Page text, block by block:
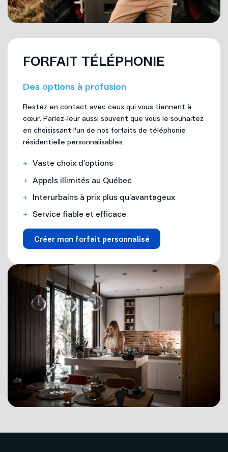
FORFAIT TÉLÉPHONIE
Des options à profusion
Restez en contact avec ceux qui vous tiennent à
cœur. Parlez-leur aussi souvent que vous le souhaitez
en choisissant l'un de nos forfaits de téléphonie
résidentielle personnalisables.
Vaste choix d’options
Appels illimités au Québec
Interurbains à prix plus qu’avantageux
Service fiable et efficace
Créer mon forfait personnalisé